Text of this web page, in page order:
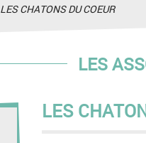
LES CHATONS DU COEUR
LES
LES